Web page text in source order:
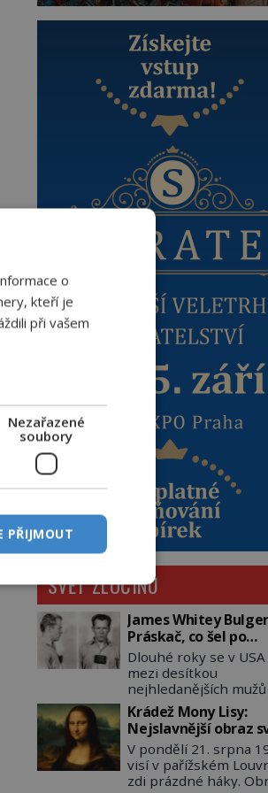
SVĚT ZLOČINU
James Whitey
Práskač, co šel po
práskačích
Dlouhé roky se v
mezi desítkou
nejhledanějších mužů
dopracuje to až na číslo
dvě – hned po
Ládinovi (1957–2011).
James „Whitey“
(1929–2018) viněný
spoluúčasti na 19
Krádež Mony Lisy:
Nejslavnější obraz
zůstane dva roky
nezvěstný
V pondělí 21. srpna
visí v pařížském
zdi prázdné háky.
o
kteří je
při vašem
Nezařazené
soubory
PŘIJMOUT